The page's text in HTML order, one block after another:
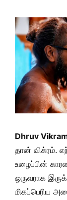
Dhruv
தான் விக்ரம்.
உழைப்பின்
ஒருவராக
மிகப்பெரிய